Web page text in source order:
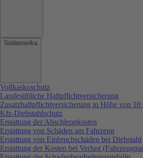
Südamerika
Vollkaskoschutz
Landesübliche Haftpflichtversicherung
Zusatzhaftpflichtversicherung in Höhe von
Kfz-Diebstahlschutz
Erstattung der Abschleppkosten
Erstattung von Schäden am Fahrzeug
Erstattung von Einbruchschäden bei Diebstahl
Erstattung der Kosten bei Verlust